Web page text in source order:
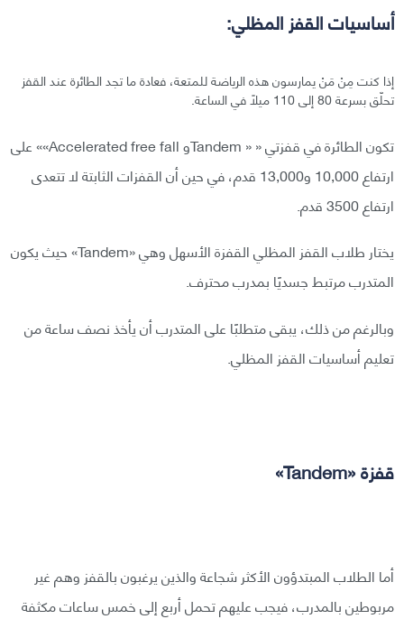
أساسيات القفز المظلي:
إذا كنت مِنْ مَنْ يمارسون هذه الرياضة للمتعة، فعادة ما تجد الطائرة عند القفز
تحلّق بسرعة 80 إلى 110 ميلًا في الساعة.
تكون الطائرة في قفزتي « « Tandemو Accelerated free fall»» على
ارتفاع 10,000 و13,000 قدم، في حين أن القفزات الثابتة لا تتعدى
ارتفاع 3500 قدم.
يختار طلاب القفز المظلي القفزة الأسهل وهي «Tandem» حيث يكون
المتدرب مرتبط جسديًا بمدرب محترف.
وبالرغم من ذلك، يبقى متطلبًا على المتدرب أن يأخذ نصف ساعة من
تعليم أساسيات القفز المظلي.
قفزة «Tandem»
أما الطلاب المبتدؤون الأكثر شجاعة والذين يرغبون بالقفز وهم غير
مربوطين بالمدرب، فيجب عليهم تحمل أربع إلى خمس ساعات مكثفة